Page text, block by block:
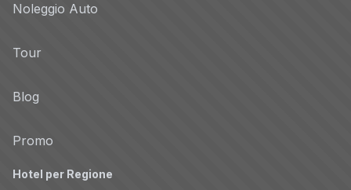
Noleggio Auto
Tour
Blog
Promo
Hotel per Regione